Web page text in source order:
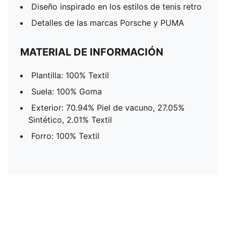
Diseño inspirado en los estilos de tenis retro
Detalles de las marcas Porsche y PUMA
MATERIAL DE INFORMACIÓN
Plantilla: 100% Textil
Suela: 100% Goma
Exterior: 70.94% Piel de vacuno, 27.05%
Sintético, 2.01% Textil
Forro: 100% Textil